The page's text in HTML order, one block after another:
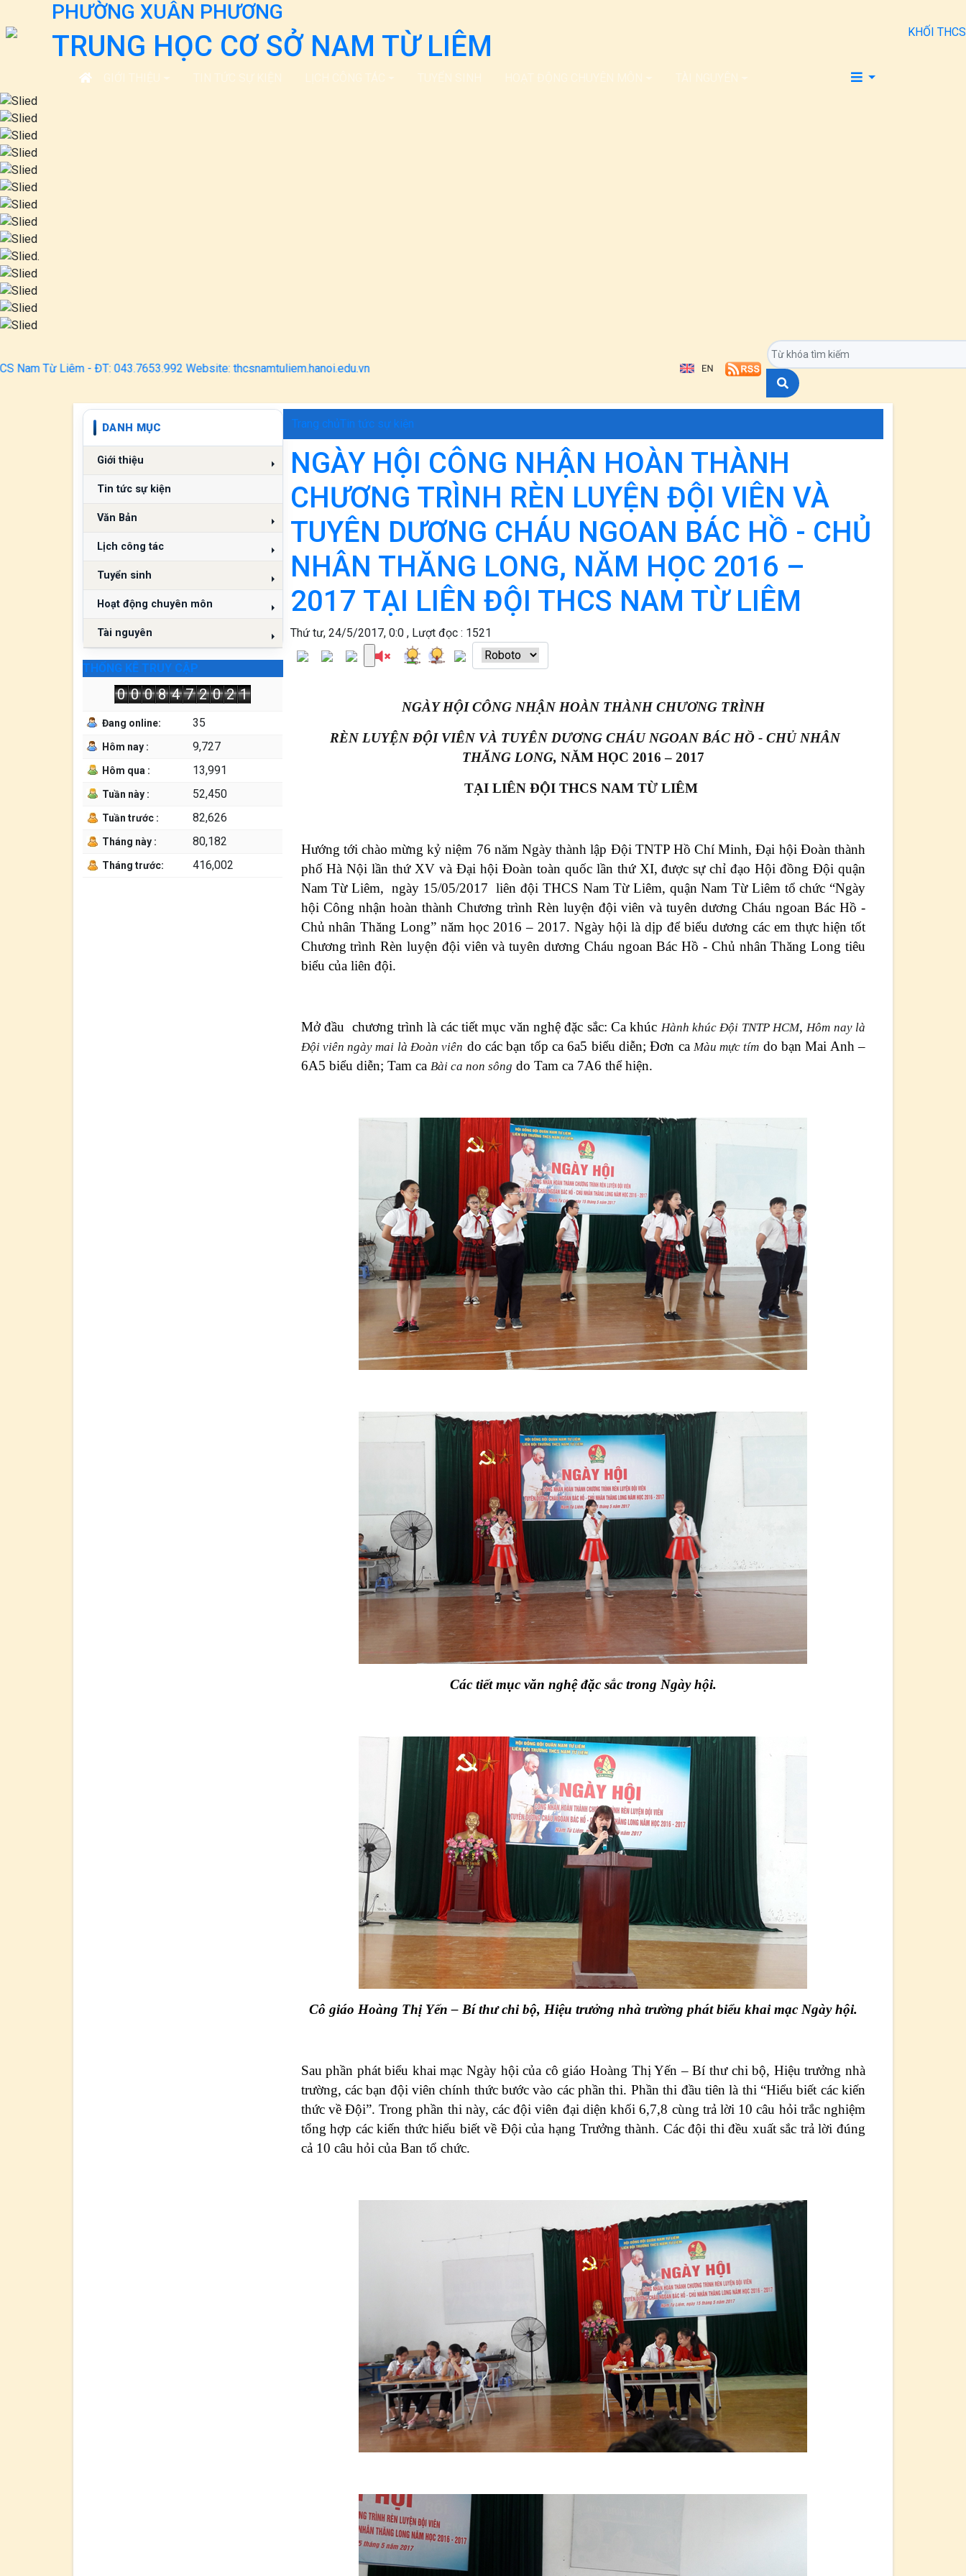
PHƯỜNG XUÂN PHƯƠNG
TRUNG HỌC CƠ SỞ NAM TỪ LIÊM KHỐI THCS
- ĐT: 043.7653.992 Website: thcsnamtuliem.hanoi.edu.vn
DANH MỤC
Giới thiệu
Tin tức sự kiện
Văn Bản
Lịch công tác
Tuyển sinh
Hoạt động chuyên môn
Tài nguyên
THỐNG KÊ TRUY CẬP
0 0 0 8 4 7 2 0 2 1
Đang online: 35
Hôm nay : 9,727
Hôm qua : 13,991
Tuần này : 52,450
Tuần trước : 82,626
Tháng này : 80,182
Tháng trước: 416,002
Trang chủTin tức sự kiện
NGÀY HỘI CÔNG NHẬN HOÀN THÀNH
CHƯƠNG TRÌNH RÈN LUYỆN ĐỘI VIÊN VÀ
TUYÊN DƯƠNG CHÁU NGOAN BÁC HỒ - CHỦ
NHÂN THĂNG LONG, NĂM HỌC 2016 –
2017 TẠI LIÊN ĐỘI THCS NAM TỪ LIÊM
Thứ tư, 24/5/2017, 0:0 , Lượt đọc : 1521
NGÀY HỘI CÔNG NHẬN HOÀN THÀNH CHƯƠNG TRÌNH
RÈN LUYỆN ĐỘI VIÊN VÀ TUYÊN DƯƠNG CHÁU NGOAN BÁC HỒ - CHỦ NHÂN
THĂNG LONG, NĂM HỌC 2016 – 2017
TẠI LIÊN ĐỘI THCS NAM TỪ LIÊM
Hướng tới chào mừng kỷ niệm 76 năm Ngày thành lập Đội TNTP Hồ Chí Minh, Đại hội Đoàn thành
phốHà Nội lần thứ XV và Đại hội Đoàn toàn quốc lần thứ XI, được sự chỉ đạo Hội đồng Đội quận
Nam Từ Liêm, ngày 15/05/2017 liên đội THCS Nam Từ Liêm, quận Nam Từ Liêm tổ chức “Ngày
hội Công nhận hoàn thành Chương trình Rèn luyện đội viên và tuyên dương Cháu ngoan Bác Hồ -
Chủ nhân Thăng Long” năm học 2016 – 2017. Ngày hội là dịp để biểu dương các em thực hiện tốt
Chương trình Rèn luyện đội viên và tuyên dương Cháu ngoan Bác Hồ - Chủ nhân Thăng Long tiêu
biểu của liên đội.
Mở đầu chương trình là các tiết mục văn nghệ đặc sắc: Ca khúc Hành khúc Đội TNTP HCM, Hôm nay là
Đội viên ngày mai là Đoàn viên do các bạn tốp ca 6a5 biểu diễn; Đơn ca Màu mực tím do bạn Mai Anh –
6A5 biểu diễn; Tam ca Bài ca non sông do Tam ca 7A6 thể hiện.
Các tiết mục văn nghệ đặc sắc trong Ngày hội.
Cô giáo Hoàng Thị Yến – Bí thư chi bộ, Hiệu trưởng nhà trường phát biểu khai mạc Ngày hội.
Sau phần phát biểu khai mạc Ngày hội của cô giáo Hoàng Thị Yến – Bí thư chi bộ, Hiệu trưởng nhà
trường, các bạn đội viên chính thức bước vào các phần thi. Phần thi đầu tiên là thi “Hiểu biết các kiến
thức về Đội”. Trong phần thi này, các đội viên đại diện khối 6,7,8 cùng trả lời 10 câu hỏi trắc nghiệm
tổng hợp các kiến thức hiểu biết về Đội của hạng Trưởng thành. Các đội thi đều xuất sắc trả lời đúng
cả 10 câu hỏi của Ban tổ chức.